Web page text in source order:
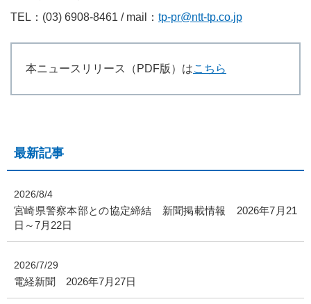
TEL：(03) 6908-8461 / mail： tp-pr@ntt-tp.co.jp
本ニュースリリース（PDF版）はこちら
最新記事
2026/8/4
宮崎県警察本部との協定締結 新聞掲載情報 2026年7月21
日～7月22日
2026/7/29
電経新聞 2026年7月27日